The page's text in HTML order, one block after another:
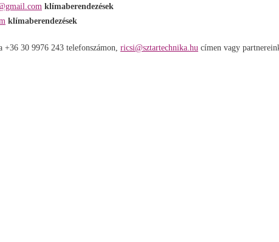
com klímaberendezések
klímaberendezések
+36 30 9976 243 telefonszámon, ricsi@sztartechnika.hu címen vagy